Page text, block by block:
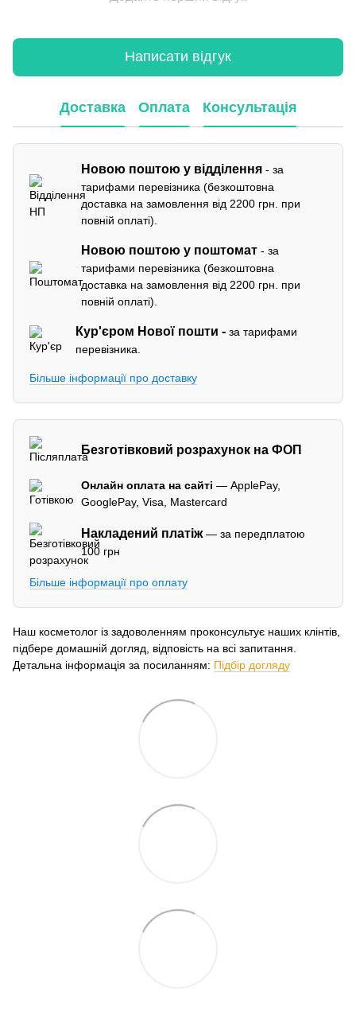
Написати відгук
Доставка Оплата Консультація
Новою поштою у відділення - за
тарифами перевізника (безкоштовна
доставка на замовлення від 2200 грн. при
повній оплаті).
Новою поштою у поштомат - за
тарифами перевізника (безкоштовна
доставка на замовлення від 2200 грн. при
повній оплаті).
Кур'єром Нової пошти -за тарифами
перевізника.
Більше інформації про доставку
Безготівковий розрахунок на ФОП
Онлайн оплата на сайті — ApplePay,
GooglePay, Visa, Mastercard
Накладений платіж— за передплатою
100 грн
Більше інформації про оплату
Наш косметолог із задоволенням проконсультує наших клінтів,
підбере домашній догляд, відповість на всі запитання.
Детальна інформація за посиланням: Підбір догляду